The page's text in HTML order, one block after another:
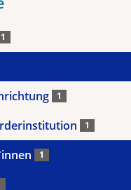
1
1
1
1